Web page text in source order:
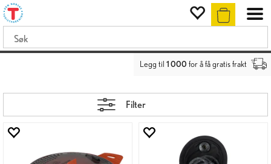
Legg til 1 000 for å få gratis frakt
Filter